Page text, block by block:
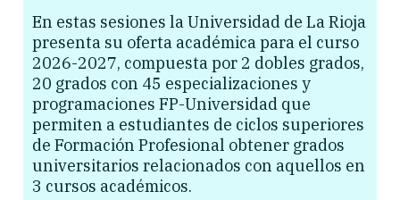
En estas sesiones la Universidad de La Rioja
presenta su oferta académica para el curso
2026-2027, compuesta por 2 dobles grados,
20 grados con 45 especializaciones y
programaciones FP-Universidad que
permiten a estudiantes de ciclos superiores
de Formación Profesional obtener grados
universitarios relacionados con aquellos en
3 cursos académicos.